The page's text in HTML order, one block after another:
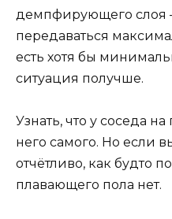
демпфирующего слоя
передаваться
есть хотя бы
ситуация получше.
Узнать, что у соседа
него самого. Но если
отчётливо, как будто
плавающего пола нет.